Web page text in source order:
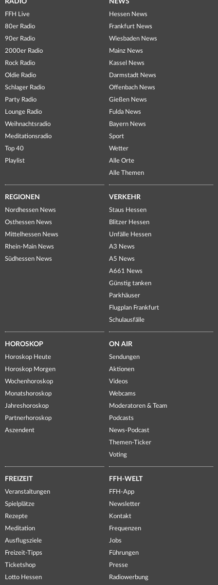
RADIO
FFH Live
80er Radio
90er Radio
2000er Radio
Rock Radio
Oldie Radio
Schlager Radio
Party Radio
Lounge Radio
Weihnachtsradio
Meditationsradio
Top 40
Playlist
NEWS
Hessen News
Frankfurt News
Wiesbaden News
Mainz News
Kassel News
Darmstadt News
Offenbach News
Gießen News
Fulda News
Bayern News
Sport
Wetter
Alle Orte
Alle Themen
REGIONEN
Nordhessen News
Osthessen News
Mittelhessen News
Rhein-Main News
Südhessen News
VERKEHR
Staus Hessen
Blitzer Hessen
Unfälle Hessen
A3 News
A5 News
A661 News
Günstig tanken
Parkhäuser
Flugplan Frankfurt
Schulausfälle
HOROSKOP
Horoskop Heute
Horoskop Morgen
Wochenhoroskop
Monatshoroskop
Jahreshoroskop
Partnerhoroskop
Aszendent
ON AIR
Sendungen
Aktionen
Videos
Webcams
Moderatoren & Team
Podcasts
News-Podcast
Themen-Ticker
Voting
FREIZEIT
Veranstaltungen
Spielplätze
Rezepte
Meditation
Ausflugsziele
Freizeit-Tipps
Ticketshop
Lotto Hessen
FFH-WELT
FFH-App
Newsletter
Kontakt
Frequenzen
Jobs
Führungen
Presse
Radiowerbung